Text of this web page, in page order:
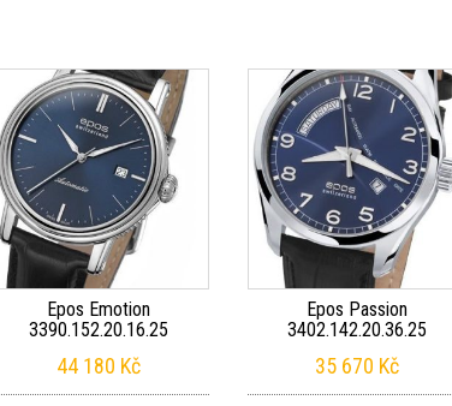
Epos Emotion
3390.152.20.16.25
44 180 Kč
Epos Passion
3402.142.20.36.25
35 670 Kč